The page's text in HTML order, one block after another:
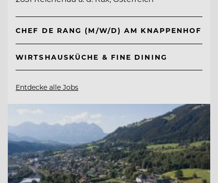
CHEF DE RANG (M/W/D) AM KNAPPENHOF
WIRTSHAUSKÜCHE & FINE DINING
Entdecke alle Jobs